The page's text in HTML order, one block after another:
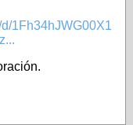
1Fh34hJWG00X1